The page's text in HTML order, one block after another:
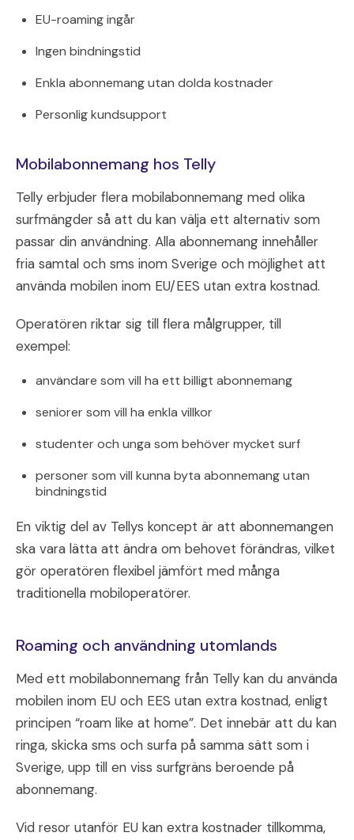
EU-roaming ingår
Ingen bindningstid
Enkla abonnemang utan dolda kostnader
Personlig kundsupport
Mobilabonnemang hos Telly
Telly erbjuder flera mobilabonnemang med olika
surfmängder så att du kan välja ett alternativ som
passar din användning. Alla abonnemang innehåller
fria samtal och sms inom Sverige och möjlighet att
använda mobilen inom EU/EES utan extra kostnad.
Operatören riktar sig till flera målgrupper, till
exempel:
användare som vill ha ett billigt abonnemang
seniorer som vill ha enkla villkor
studenter och unga som behöver mycket surf
personer som vill kunna byta abonnemang utan
bindningstid
En viktig del av Tellys koncept är att abonnemangen
ska vara lätta att ändra om behovet förändras, vilket
gör operatören flexibel jämfört med många
traditionella mobiloperatörer.
Roaming och användning utomlands
Med ett mobilabonnemang från Telly kan du använda
mobilen inom EU och EES utan extra kostnad, enligt
principen “roam like at home”. Det innebär att du kan
ringa, skicka sms och surfa på samma sätt som i
Sverige, upp till en viss surfgräns beroende på
abonnemang.
Vid resor utanför EU kan extra kostnader tillkomma,